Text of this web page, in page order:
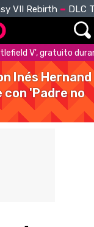
VII Rebirth DLC
V', gratuito
Inés Hernand
'Padre no